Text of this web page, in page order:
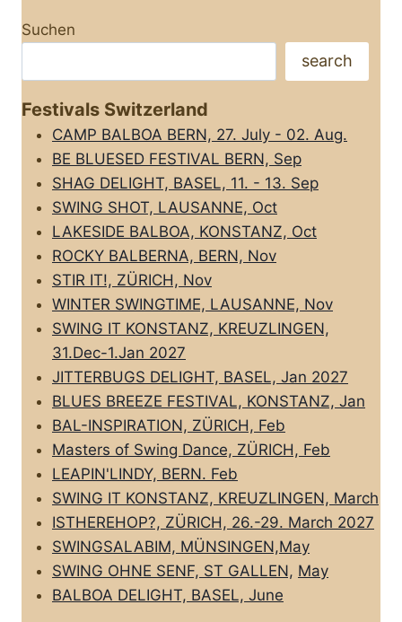
Suchen
search
Festivals Switzerland
CAMP BALBOA BERN, 27. July - 02. Aug.
BE BLUESED FESTIVAL BERN, Sep
SHAG DELIGHT, BASEL, 11. - 13. Sep
SWING SHOT, LAUSANNE, Oct
LAKESIDE BALBOA, KONSTANZ, Oct
ROCKY BALBERNA, BERN, Nov
STIR IT!, ZÜRICH, Nov
WINTER SWINGTIME, LAUSANNE, Nov
SWING IT KONSTANZ, KREUZLINGEN,
31.Dec-1.Jan 2027
JITTERBUGS DELIGHT, BASEL, Jan 2027
BLUES BREEZE FESTIVAL, KONSTANZ, Jan
BAL-INSPIRATION, ZÜRICH, Feb
Masters of Swing Dance, ZÜRICH, Feb
LEAPIN'LINDY, BERN. Feb
SWING IT KONSTANZ, KREUZLINGEN, March
ISTHEREHOP?, ZÜRICH, 26.-29. March 2027
SWINGSALABIM, MÜNSINGEN,May
SWING OHNE SENF, ST GALLEN, May
BALBOA DELIGHT, BASEL, June